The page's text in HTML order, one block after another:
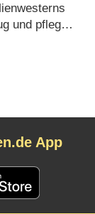
und pflegt
App